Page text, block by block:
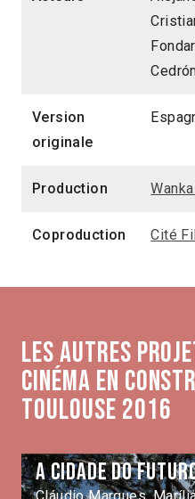
Version
originale
Production
Coproduction Cité
Les autres
Cinéma en
Toulouse 2016
A cidade do